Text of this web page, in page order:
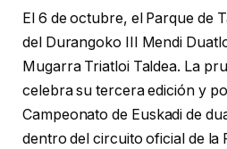
El 6 de octubre, el Parque de
del Durangoko III Mendi
Mugarra Triatloi Taldea. La
celebra su tercera edición y
Campeonato de Euskadi de
dentro del circuito oficial de la